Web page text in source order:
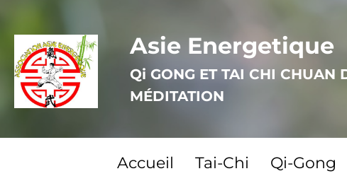
Asie Energetique
Qi GONG ET TAI CHI CHUAN
MÉDITATION
Accueil Tai-Chi Qi-Gong